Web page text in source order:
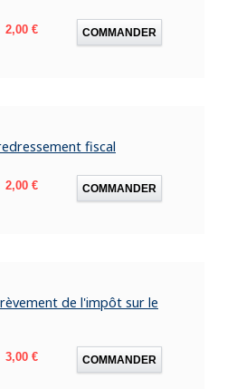
Prix
2,00 € COMMANDER
fiscal
Prix
2,00 € COMMANDER
de l'impôt sur le
Prix
3,00 € COMMANDER